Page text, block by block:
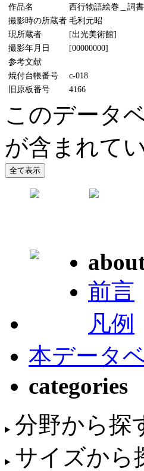
作品名
西行物語絵巻＿詞書
撮影時の所蔵者 毛利元昭
現所蔵者
[出光美術館]
撮影年月日
[00000000]
参考文献
焼付台帳番号
c-018
旧原板番号
4166
このデータ
が含まれて
前言
凡例
本データ
categories
分野から探
サイズから